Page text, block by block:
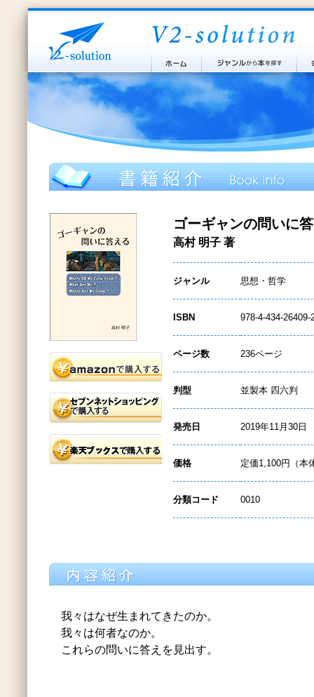
ゴーギャンの問いに
高村 明子 著
ジャンル 思想・哲学
ISBN 978-4-434-26409-
ページ数 236ページ
判型 並製本 四六判
発売日 2019年11月30日
価格 定価1,100円（本
分類コード 0010
我々はなぜ生まれてきたのか。
我々は何者なのか。
これらの問いに答えを見出す。